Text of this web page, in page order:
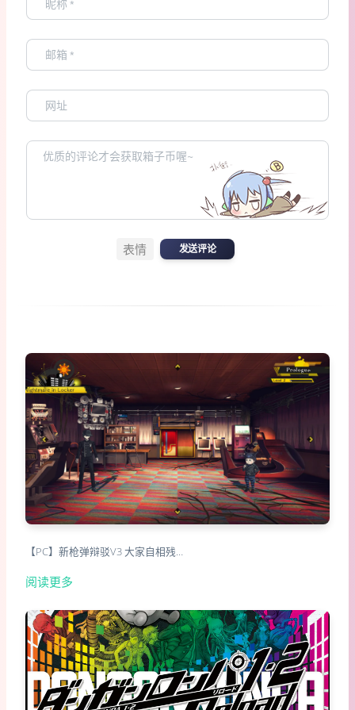
表情 发送评论
【PC】新枪弹辩驳V3 大家自相残…
阅读更多